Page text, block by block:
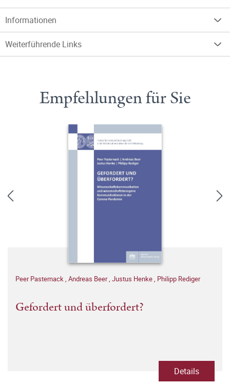
Informationen
Weiterführende Links
Empfehlungen für Sie
Peer Pasternack, Andreas Beer, Justus Henke, Philipp Rediger
Gefordert und überfordert?
Details